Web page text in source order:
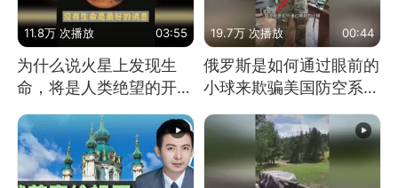
11.8万 次播放 03:55
为什么说火星上发现生
命，将是人类绝望的开
19.7万 次播放 00:44
俄罗斯是如何通过眼前的
小球来欺骗美国防空系统